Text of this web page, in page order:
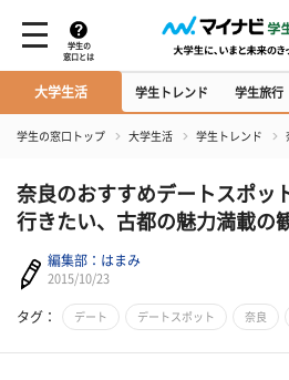
学生の
窓口とは
大学生活 学生トレンド 学生旅行
学生の窓口トップ 大学生活 学生トレンド
奈良のおすすめデートスポッ
行きたい、古都の魅力満載の
編集部：はまみ
2015/10/23
タグ： デート デートスポット 奈良